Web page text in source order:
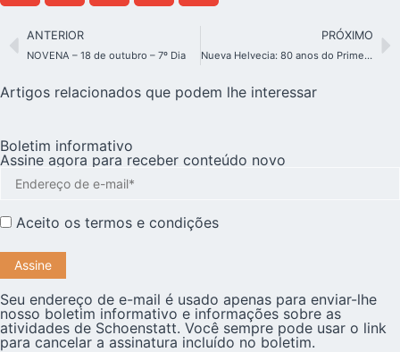
ANTERIOR
NOVENA – 18 de outubro – 7º Dia
PRÓXIMO
Nueva Helvecia: 80 anos do Primeiro Santuário Filial
Artigos relacionados que podem lhe interessar
Boletim informativo
Assine agora para receber conteúdo novo
Aceito os termos e condições
Seu endereço de e-mail é usado apenas para enviar-lhe
nosso boletim informativo e informações sobre as
atividades de Schoenstatt. Você sempre pode usar o link
para cancelar a assinatura incluído no boletim.